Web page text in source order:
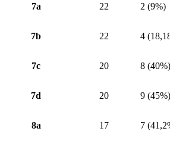
7a 22 2 (9%)
7b 22 4
7c 20 8 (40%)
7d 20 9 (45%)
8a 17 7